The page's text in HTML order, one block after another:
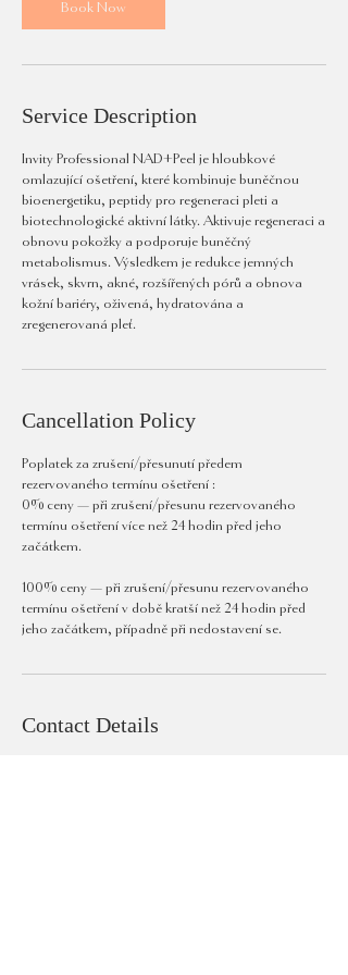
n
Book Now
Service Description
Invity Professional NAD+Peel je hloubkové
omlazující ošetření, které kombinuje buněčnou
bioenergetiku, peptidy pro regeneraci pleti a
biotechnologické aktivní látky. Aktivuje regeneraci a
obnovu pokožky a podporuje buněčný
metabolismus. Výsledkem je redukce jemných
vrásek, skvrn, akné, rozšířených pórů a obnova
kožní bariéry, oživená, hydratována a
zregenerovaná pleť.
Cancellation Policy
Poplatek za zrušení/přesunutí předem
rezervovaného termínu ošetření :
0% ceny — při zrušení/přesunu rezervovaného
termínu ošetření více než 24 hodin před jeho
začátkem.
100% ceny — při zrušení/přesunu rezervovaného
termínu ošetření v době kratší než 24 hodin před
jeho začátkem, případně při nedostavení se.
Contact Details